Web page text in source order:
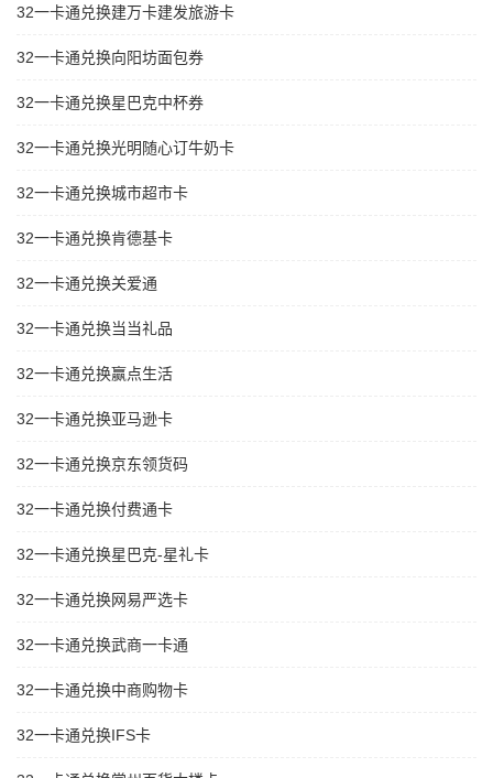
32一卡通兑换建万卡建发旅游卡
32一卡通兑换向阳坊面包券
32一卡通兑换星巴克中杯券
32一卡通兑换光明随心订牛奶卡
32一卡通兑换城市超市卡
32一卡通兑换肯德基卡
32一卡通兑换关爱通
32一卡通兑换当当礼品
32一卡通兑换赢点生活
32一卡通兑换亚马逊卡
32一卡通兑换京东领货码
32一卡通兑换付费通卡
32一卡通兑换星巴克-星礼卡
32一卡通兑换网易严选卡
32一卡通兑换武商一卡通
32一卡通兑换中商购物卡
32一卡通兑换IFS卡